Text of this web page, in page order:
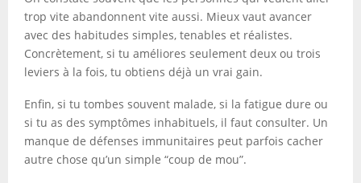
trop vite abandonnent vite aussi. Mieux vaut avancer
avec des habitudes simples, tenables et réalistes.
Concrètement, si tu améliores seulement deux ou trois
leviers à la fois, tu obtiens déjà un vrai gain.
Enfin, si tu tombes souvent malade, si la fatigue dure ou
si tu as des symptômes inhabituels, il faut consulter. Un
manque de défenses immunitaires peut parfois cacher
autre chose qu’un simple “coup de mou”.